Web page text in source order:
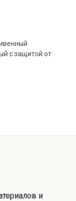
с защитой от
и